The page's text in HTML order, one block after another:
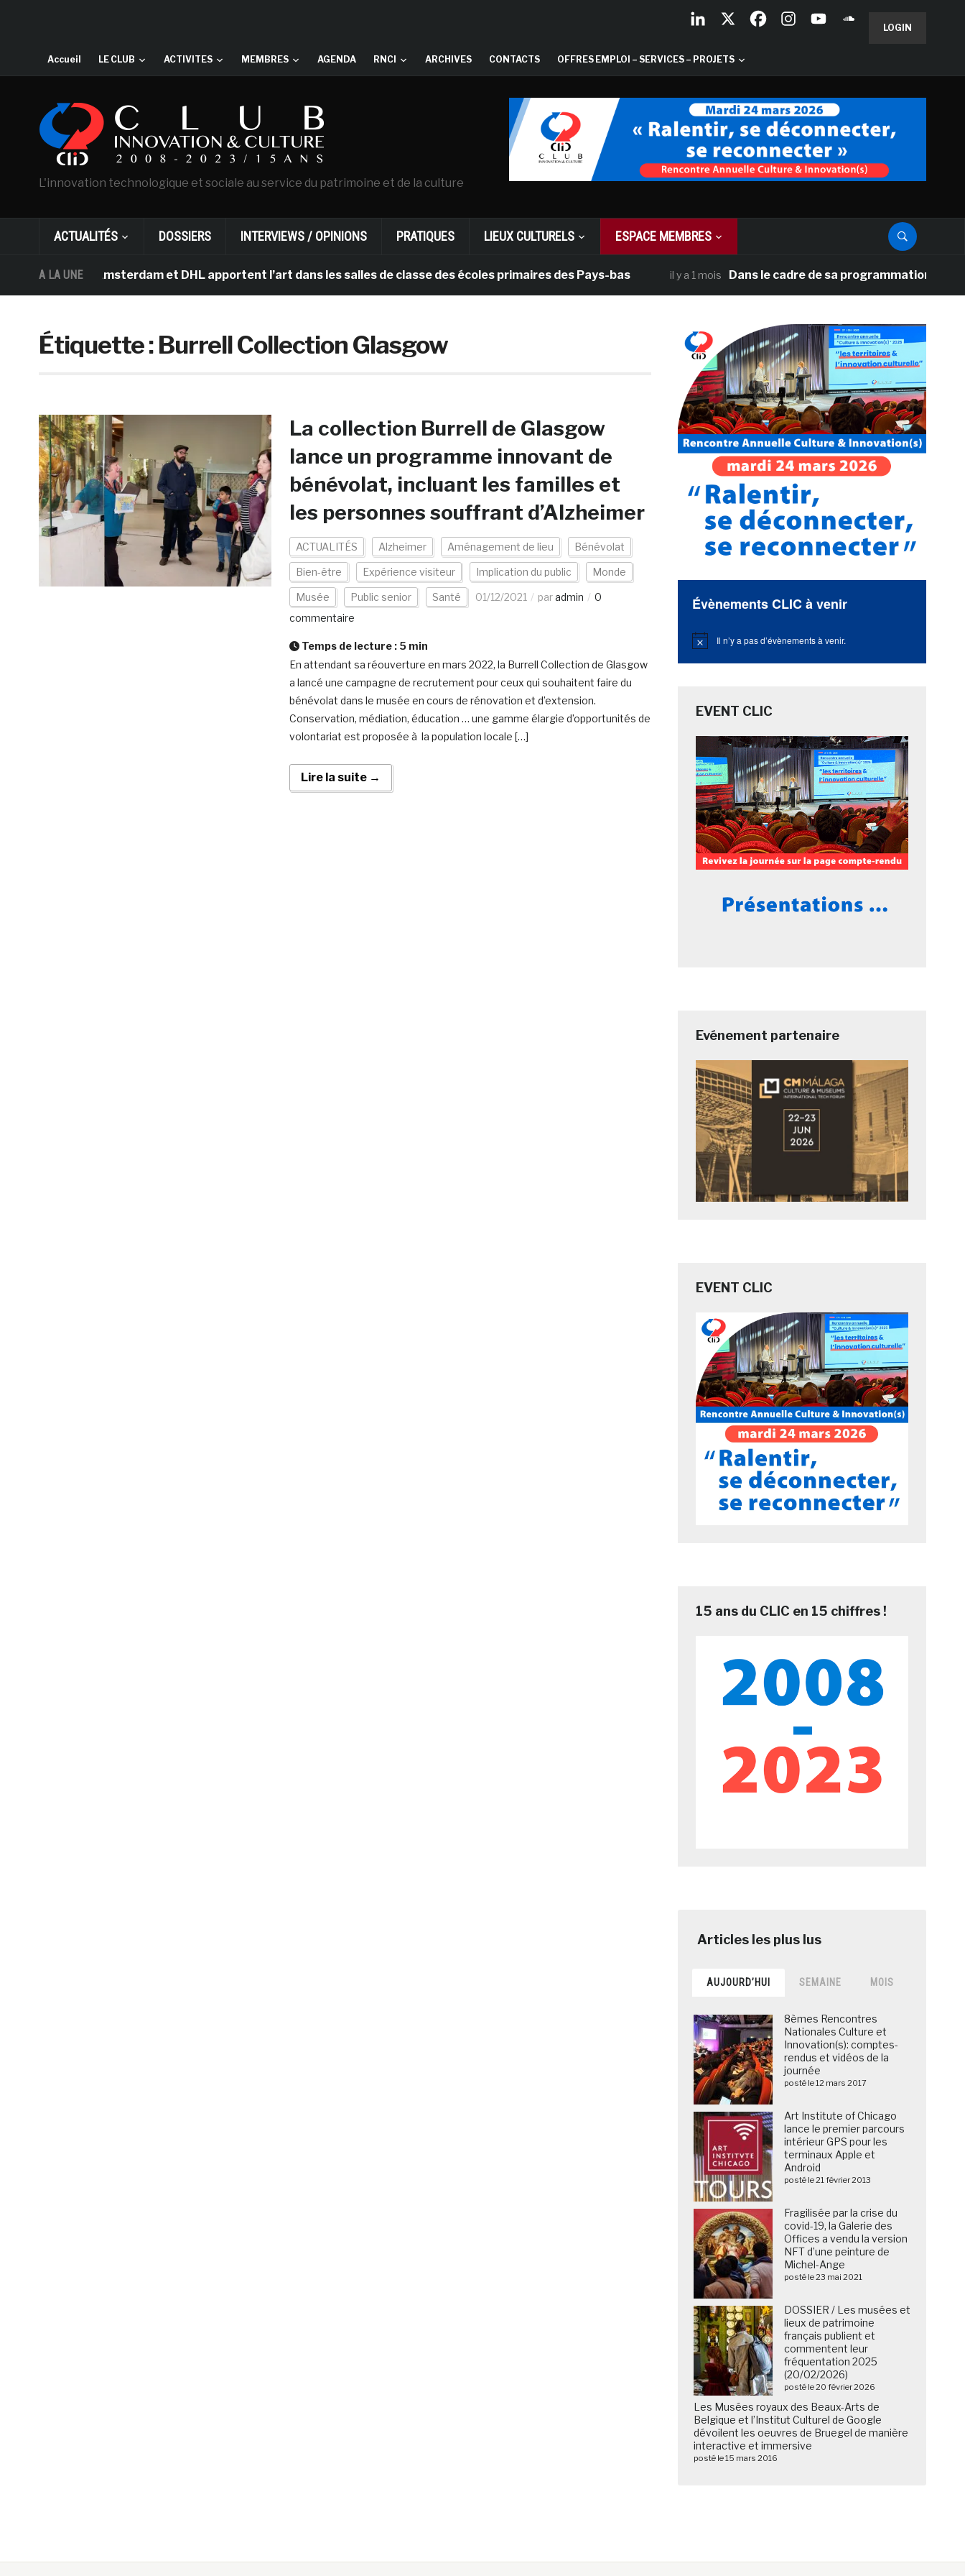
LOGIN
Accueil LE CLUB ACTIVITES MEMBRES AGENDA RNCI ARCHIVES CONTACTS OFFRES EMPLOI – SERVICES – PROJETS
L'innovation technologique et sociale au service du patrimoine et de la culture
ACTUALITÉS DOSSIERS INTERVIEWS / OPINIONS PRATIQUES LIEUX CULTURELS ESPACE MEMBRES
A LA UNE
Gogh d’Amsterdam et DHL apportent l’art dans les salles de classe des écoles primaires des Pays-bas il y a 1 mois Dans le cadre de sa programmation
Étiquette :Burrell Collection Glasgow
La collection Burrell de Glasgow
lance un programme innovant de
bénévolat, incluant les familles et
les personnes souffrant d’Alzheimer
ACTUALITÉS Alzheimer Aménagement de lieu Bénévolat
Bien-être Expérience visiteur Implication du public Monde
Musée Public senior Santé 01/12/2021 paradmin
0
commentaire
Temps de lecture : 5 min
En attendant sa réouverture en mars 2022, la Burrell Collection de Glasgow
a lancé une campagne de recrutement pour ceux qui souhaitent faire du
bénévolat dans le musée en cours de rénovation et d’extension.
Conservation, médiation, éducation … une gamme élargie d’opportunités de
volontariat est proposée à la population locale […]
Lire la suite →
Évènements CLIC à venir
Notice Il n’y a pas d’évènements à venir.
EVENT CLIC
Evénement partenaire
EVENT CLIC
15 ans du CLIC en 15 chiffres !
AUJOURD’HUI SEMAINE MOIS
8èmes Rencontres
Nationales Culture et
Innovation(s): comptes-
rendus et vidéos de la
journée
posté le 12 mars 2017
Art Institute of Chicago
lance le premier parcours
intérieur GPS pour les
terminaux Apple et
Android
posté le 21 février 2013
Fragilisée par la crise du
covid-19, la Galerie des
Offices a vendu la version
NFT d’une peinture de
Michel-Ange
posté le 23 mai 2021
DOSSIER / Les musées et
lieux de patrimoine
français publient et
commentent leur
fréquentation 2025
(20/02/2026)
posté le 20 février 2026
Les Musées royaux des Beaux-Arts de
Belgique et l’Institut Culturel de Google
dévoilent les oeuvres de Bruegel de manière
interactive et immersive
posté le 15 mars 2016